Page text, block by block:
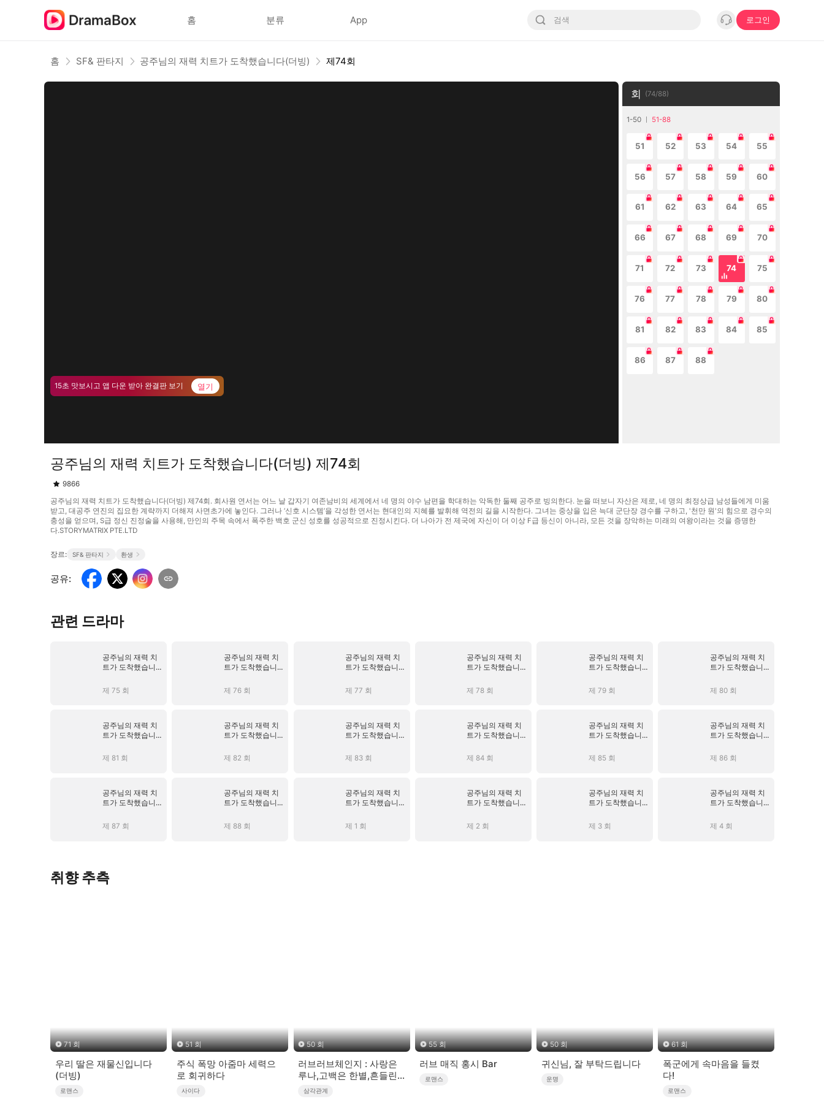
홈 분류 App 로그인
홈 SF& 판타지 공주님의 재력 치트가 도착했습니다(더빙) 제74회
15초 맛보시고 앱 다운 받아 완결판 보기 열기
회 (74/88)
1-50 51-88
51 52 53 54 55
56 57 58 59 60
61 62 63 64 65
66 67 68 69 70
71 72 73 74 75
76 77 78 79 80
81 82 83 84 85
86 87 88
공주님의 재력 치트가 도착했습니다(더빙) 제74회
9866
공주님의 재력 치트가 도착했습니다(더빙) 제74회. 회사원 연서는 어느 날 갑자기 여존남비의 세계에서 네 명의 야수 남편을 학대하는 악독한 둘째 공주로 빙의한다. 눈을 떠보니 자산은 제로, 네 명의 최정상급 남성들에게 미움
받고, 대공주 연진의 집요한 계략까지 더해져 사면초가에 놓인다. 그러나 ‘신호 시스템’을 각성한 연서는 현대인의 지혜를 발휘해 역전의 길을 시작한다. 그녀는 중상을 입은 늑대 군단장 경수를 구하고, '천만 원'의 힘으로 경수의
충성을 얻으며, S급 정신 진정술을 사용해, 만인의 주목 속에서 폭주한 백호 군신 성호를 성공적으로 진정시킨다. 더 나아가 전 제국에 자신이 더 이상 F급 등신이 아니라, 모든 것을 장악하는 미래의 여왕이라는 것을 증명한
다.STORYMATRIX PTE.LTD
장르: SF& 판타지 환생
공유:
관련 드라마
공주님의 재력 치
트가 도착했습니다
제 75 회
공주님의 재력 치
트가 도착했습니다
제 76 회
공주님의 재력 치
트가 도착했습니다
제 77 회
공주님의 재력 치
트가 도착했습니다
제 78 회
공주님의 재력 치
트가 도착했습니다
제 79 회
공주님의 재력 치
트가 도착했습니다
제 80 회
공주님의 재력 치
트가 도착했습니다
제 81 회
공주님의 재력 치
트가 도착했습니다
제 82 회
공주님의 재력 치
트가 도착했습니다
제 83 회
공주님의 재력 치
트가 도착했습니다
제 84 회
공주님의 재력 치
트가 도착했습니다
제 85 회
공주님의 재력 치
트가 도착했습니다
제 86 회
공주님의 재력 치
트가 도착했습니다
제 87 회
공주님의 재력 치
트가 도착했습니다
제 88 회
공주님의 재력 치
트가 도착했습니다
제 1 회
공주님의 재력 치
트가 도착했습니다
제 2 회
공주님의 재력 치
트가 도착했습니다
제 3 회
공주님의 재력 치
트가 도착했습니다
제 4 회
취향 추측
71 회
우리 딸은 재물신입니다
(더빙)
로맨스
51 회
주식 폭망 아줌마 세력으
로 회귀하다
사이다
50 회
러브러브체인지 : 사랑은
루나,고백은 한별,흔들린
건 우주
삼각관계
55 회
러브 매직 홍시 Bar
로맨스
50 회
귀신님, 잘 부탁드립니다
운명
61 회
폭군에게 속마음을 들켰
다!
로맨스